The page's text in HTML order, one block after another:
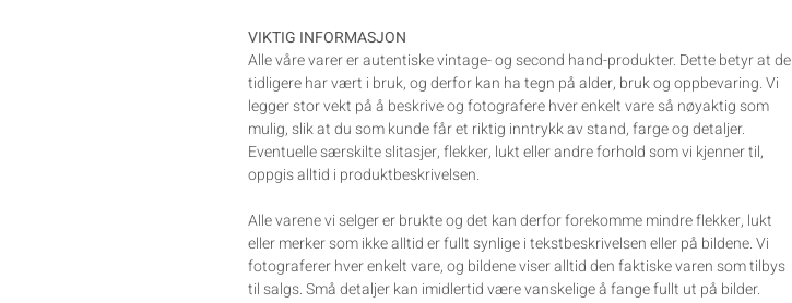
VIKTIG INFORMASJON
Alle våre varer er autentiske vintage- og second hand-produkter. Dette betyr at de
tidligere har vært i bruk, og derfor kan ha tegn på alder, bruk og oppbevaring. Vi
legger stor vekt på å beskrive og fotografere hver enkelt vare så nøyaktig som
mulig, slik at du som kunde får et riktig inntrykk av stand, farge og detaljer.
Eventuelle særskilte slitasjer, flekker, lukt eller andre forhold som vi kjenner til,
oppgis alltid i produktbeskrivelsen.
Alle varene vi selger er brukte og det kan derfor forekomme mindre flekker, lukt
eller merker som ikke alltid er fullt synlige i tekstbeskrivelsen eller på bildene. Vi
fotograferer hver enkelt vare, og bildene viser alltid den faktiske varen som tilbys
til salgs. Små detaljer kan imidlertid være vanskelige å fange fullt ut på bilder.